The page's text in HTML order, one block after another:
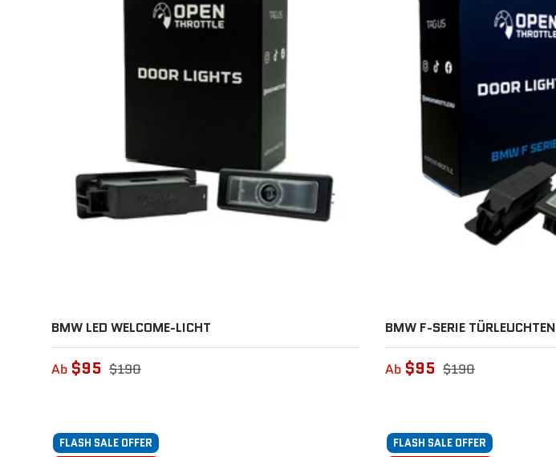
BMW LED WELCOME-LICHT
Ab $95 $190
BMW F-SERIE TÜRLEUCHTEN
Ab $95 $190
FLASH SALE OFFER
FLASH SALE OFFER